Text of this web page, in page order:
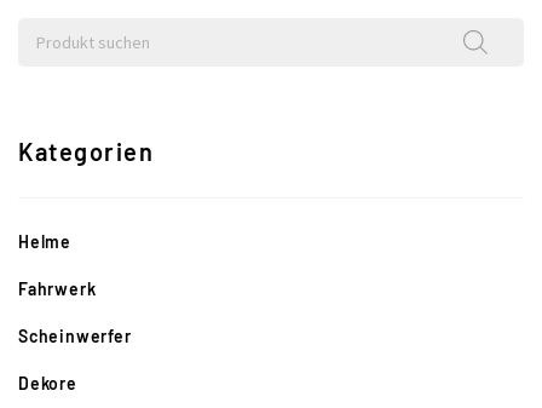
Kategorien
Helme
Fahrwerk
Scheinwerfer
Dekore